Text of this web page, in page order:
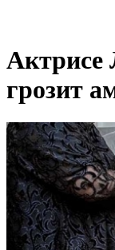
Актрисе
грозит